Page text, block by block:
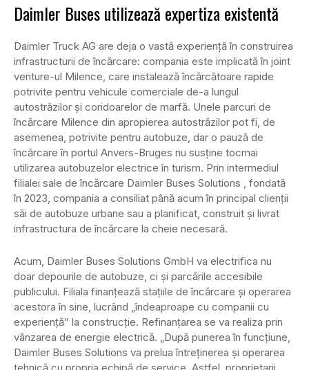
Daimler Buses utilizează expertiza existentă
Daimler Truck AG are deja o vastă experiență în construirea
infrastructurii de încărcare: compania este implicată în joint
venture-ul Milence, care instalează încărcătoare rapide
potrivite pentru vehicule comerciale de-a lungul
autostrăzilor și coridoarelor de marfă. Unele parcuri de
încărcare Milence din apropierea autostrăzilor pot fi, de
asemenea, potrivite pentru autobuze, dar o pauză de
încărcare în portul Anvers-Bruges nu susține tocmai
utilizarea autobuzelor electrice în turism. Prin intermediul
filialei sale de încărcare Daimler Buses Solutions , fondată
în 2023, compania a consiliat până acum în principal clienții
săi de autobuze urbane sau a planificat, construit și livrat
infrastructura de încărcare la cheie necesară.
Acum, Daimler Buses Solutions GmbH va electrifica nu
doar depourile de autobuze, ci și parcările accesibile
publicului. Filiala finanțează stațiile de încărcare și operarea
acestora în sine, lucrând „îndeaproape cu companii cu
experiență” la construcție. Refinanțarea se va realiza prin
vânzarea de energie electrică. „După punerea în funcțiune,
Daimler Buses Solutions va prelua întreținerea și operarea